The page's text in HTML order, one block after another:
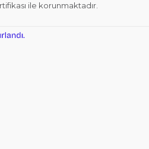
ile korunmaktadır.